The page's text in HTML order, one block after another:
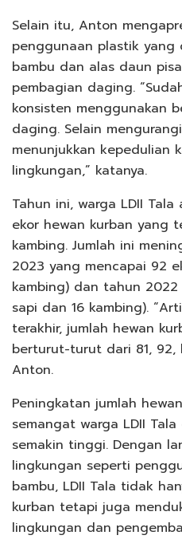
Selain itu, Anton
penggunaan plastik
bambu dan alas daun
pembagian daging.
konsisten menggunakan
daging. Selain
menunjukkan kepedulian
lingkungan,” katanya.
Tahun ini, warga LDII Tala
ekor hewan kurban yang
kambing. Jumlah ini
2023 yang mencapai 92
kambing) dan tahun 2022
sapi dan 16 kambing).
terakhir, jumlah hewan
berturut-turut dari 81, 92,
Anton.
Peningkatan jumlah
semangat warga LDII
semakin tinggi. Dengan
lingkungan seperti
bambu, LDII Tala tidak
kurban tetapi juga
lingkungan dan